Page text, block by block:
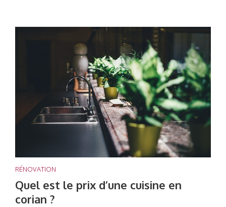
RÉNOVATION
Quel est le prix d’une cuisine en
corian ?